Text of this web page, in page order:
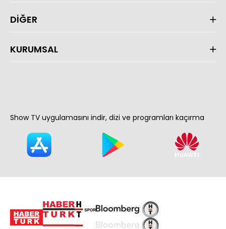
DİĞER
KURUMSAL
Show TV uygulamasını indir, dizi ve programları kaçırma